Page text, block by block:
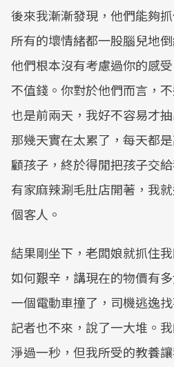
後來我漸漸發現，他們能夠
所有的壞情緒都一股腦兒地
他們根本沒有考慮過你的感
不值錢。你對於他們而言，
也是前兩天，我好不容易才
那幾天實在太累了，每天都
顧孩子，終於得閒把孩子交
有家麻辣涮毛肚店開著，我
個客人。
結果剛坐下，老闆娘就抓住
如何艱辛，講現在的物價有
一個電動車撞了，司機逃逸
記者也不來，說了一大堆。
淨過一秒，但我所受的教養